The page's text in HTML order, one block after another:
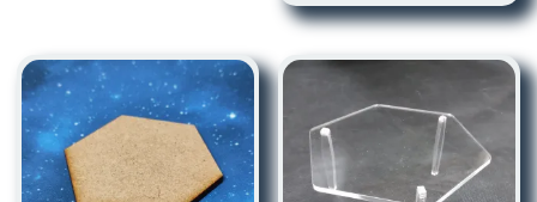
opciones
se
pueden
elegir
en
la
página
2,75€
Las
se